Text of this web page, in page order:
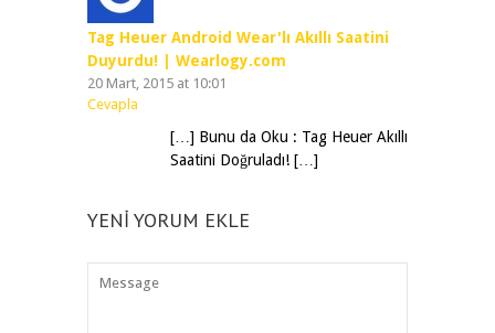
Tag Heuer Android Wear'lı Akıllı Saatini
Duyurdu! | Wearlogy.com
20 Mart, 2015 at 10:01
Cevapla
[…] Bunu da Oku : Tag Heuer Akıllı
Saatini Doğruladı! […]
YENI YORUM EKLE